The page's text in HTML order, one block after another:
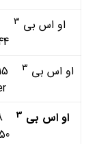
او اس بی 3
او اس بی 3
او اس بی 3